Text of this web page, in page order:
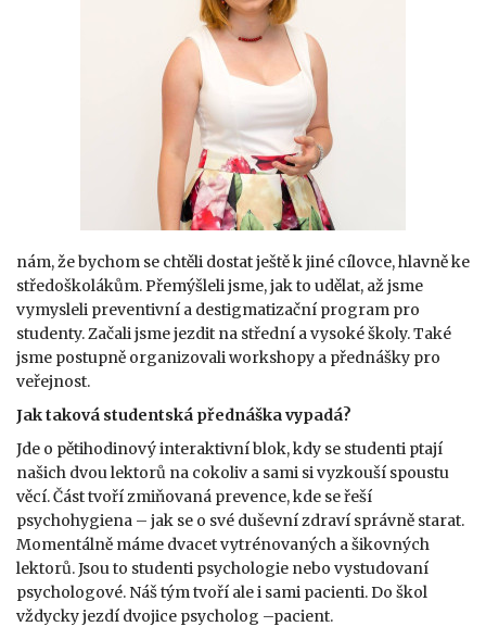
nám, že bychom se chtěli dostat ještě k jiné cílovce, hlavně ke
středoškolákům. Přemýšleli jsme, jak to udělat, až jsme
vymysleli preventivní a destigmatizační program pro
studenty. Začali jsme jezdit na střední a vysoké školy. Také
jsme postupně organizovali workshopy a přednášky pro
veřejnost.
Jak taková studentská přednáška vypadá?
Jde o pětihodinový interaktivní blok, kdy se studenti ptají
našich dvou lektorů na cokoliv a sami si vyzkouší spoustu
věcí. Část tvoří zmiňovaná prevence, kde se řeší
psychohygiena – jak se o své duševní zdraví správně starat.
Momentálně máme dvacet vytrénovaných a šikovných
lektorů. Jsou to studenti psychologie nebo vystudovaní
psychologové. Náš tým tvoří ale i sami pacienti. Do škol
vždycky jezdí dvojice psycholog –pacient.